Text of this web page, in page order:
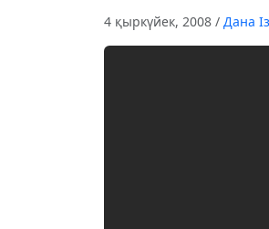
4 қыркүйек, 2008 / Дана